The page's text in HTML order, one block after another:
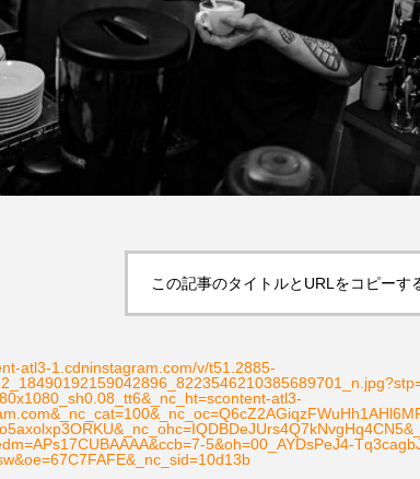
この記事のタイトルとURLをコピーす
atl3-1.cdninstagram.com/v/t51.2885-
atl3-
5&oh=00_AYDsPeJ4-